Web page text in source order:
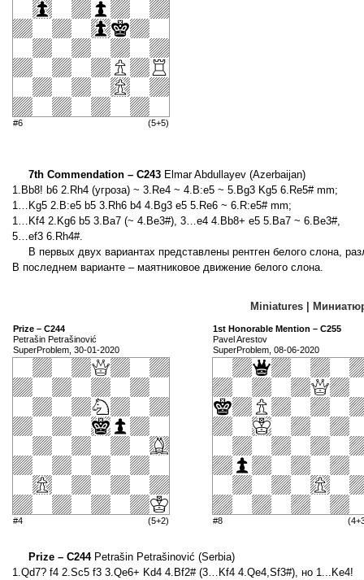
#6 (5+5)
7th Commendation – C243 Elmar Abdullayev (Azerbaijan)
1.Bb8! b6 2.Rh4 (угроза) ~ 3.Re4 ~ 4.B:e5 ~ 5.Bg3 Kg5 6.Re5# mm;
1…Kg5 2.B:e5 b5 3.Rh6 b4 4.Bg3 e5 5.Re6 ~ 6.R:e5# mm;
1…Kf4 2.Kg6 b5 3.Ba7 (~ 4.Be3#), 3…e4 4.Bb8+ e5 5.Ba7 ~ 6.Be3#,
5…ef3 6.Rh4#.
В первых двух вариантах представлены рентген белого слона,
В последнем варианте – маятниковое движение белого слона.
Miniatures |
Prize – C244
Petrašin Petrašinović
SuperProblem, 30-01-2020
#4 (5+2)
1st Honorable Mention – C255
Pavel Arestov
SuperProblem, 08-06-2020
#8
Prize – C244Petrašin Petrašinović (Serbia)
1.Qd7? f4 2.Sc5 f3 3.Qe6+ Kd4 4.Bf2# (3…Kf4 4.Qe4,Sf3#), но 1...Ke4!